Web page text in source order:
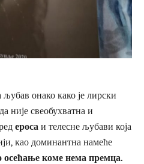
онако како је лирски
није свеобухватна и
ероса и телесне љубави која
као доминантна намеће
осећање коме нема премца.